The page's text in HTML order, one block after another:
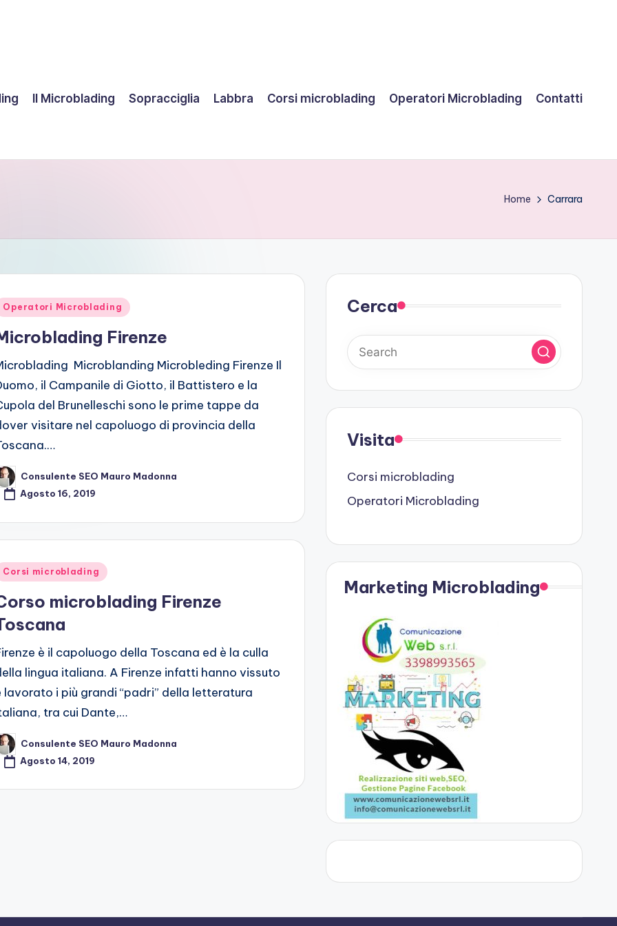
Il Microblading Sopracciglia Labbra Corsi microblading Operatori Microblading Contatti
Home Carrara
Operatori Microblading
Firenze
Microblanding Microbleding Firenze Il
il Campanile di Giotto, il Battistero e la
del Brunelleschi sono le prime tappe da
visitare nel capoluogo di provincia della
Consulente SEO Mauro Madonna
Agosto 16, 2019
Corsi microblading
microblading Firenze
è il capoluogo della Toscana ed è la culla
lingua italiana. A Firenze infatti hanno vissuto
lavorato i più grandi “padri” della letteratura
tra cui Dante,…
Consulente SEO Mauro Madonna
Agosto 14, 2019
Cerca
Visita
Corsi microblading
Operatori Microblading
Marketing Microblading